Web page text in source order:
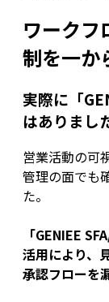
ワークフ
制を一か
実際に「
はありまし
営業活動の可
管理の面でも
た。
「GENIEE
活用により、
承認フローを